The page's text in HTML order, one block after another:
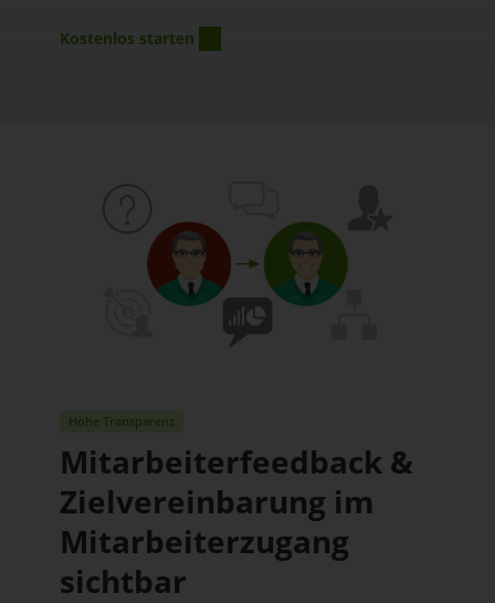
Kostenlos starten
Hohe Transparenz
Mitarbeiterfeedback &
Zielvereinbarung im
Mitarbeiterzugang
sichtbar